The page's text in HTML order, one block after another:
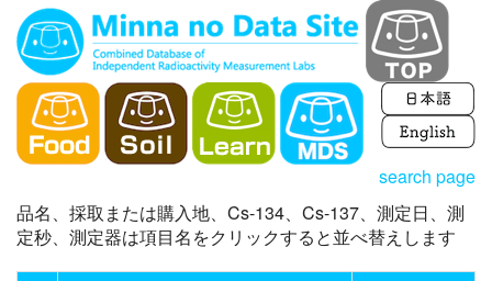
search page
品名、採取または購入地、Cs-134、Cs-137、測定日、測
定秒、測定器は項目名をクリックすると並べ替えします